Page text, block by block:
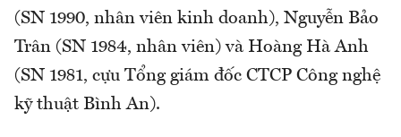
(SN 1990, nhân viên kinh doanh), Nguyễn Bảo
Trân (SN 1984, nhân viên) và Hoàng Hà Anh
(SN 1981, cựu Tổng giám đốc CTCP Công nghệ
kỹ thuật Bình An).